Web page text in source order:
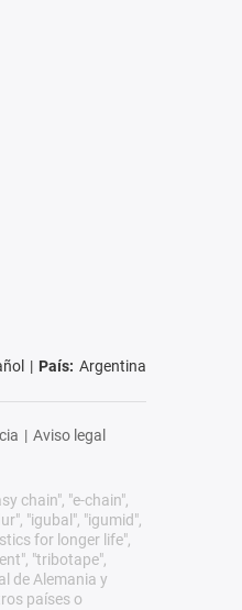
| País: Argentina
| Aviso legal
chain", "e-chain",
"igubal", "igumid",
for longer life",
"tribotape",
de Alemania y
países o